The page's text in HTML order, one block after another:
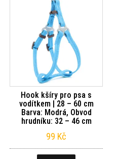
Hook kšíry pro psa s
vodítkem | 28 – 60 cm
Barva: Modrá, Obvod
hrudníku: 32 – 46 cm
99 Kč